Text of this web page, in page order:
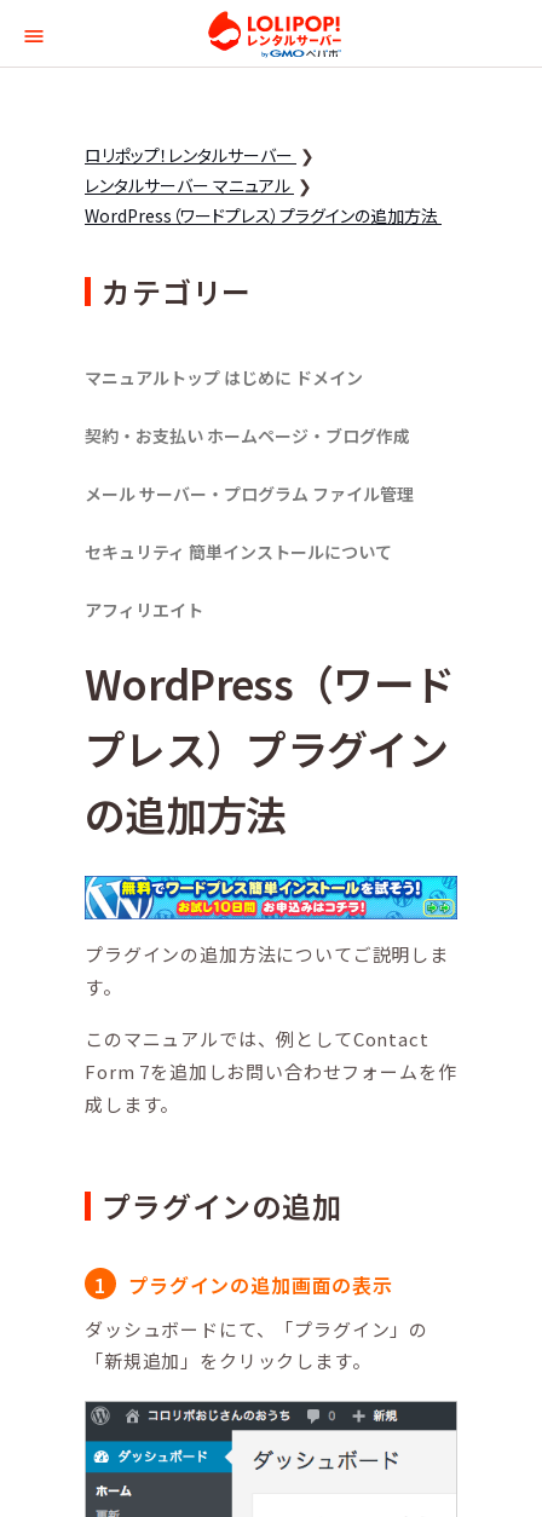
ロリポップ！レンタル
ロリポップ！レンタルサーバー
レンタルサーバー マニュアル
WordPress（ワードプレス）プラグインの追加方法
カテゴリー
マニュアルトップ はじめに ドメイン
契約・お支払い ホームページ・ブログ作成
メールサーバー・プログラム ファイル管理
セキュリティ 簡単インストールについて
アフィリエイト
WordPress（ワード
プレス）プラグイン
の追加方法
プラグインの追加方法についてご説明しま
す。
このマニュアルでは、例としてContact
Form 7を追加しお問い合わせフォームを作
成します。
プラグインの追加
プラグインの追加画面の表示
ダッシュボードにて、「プラグイン」の
「新規追加」をクリックします。